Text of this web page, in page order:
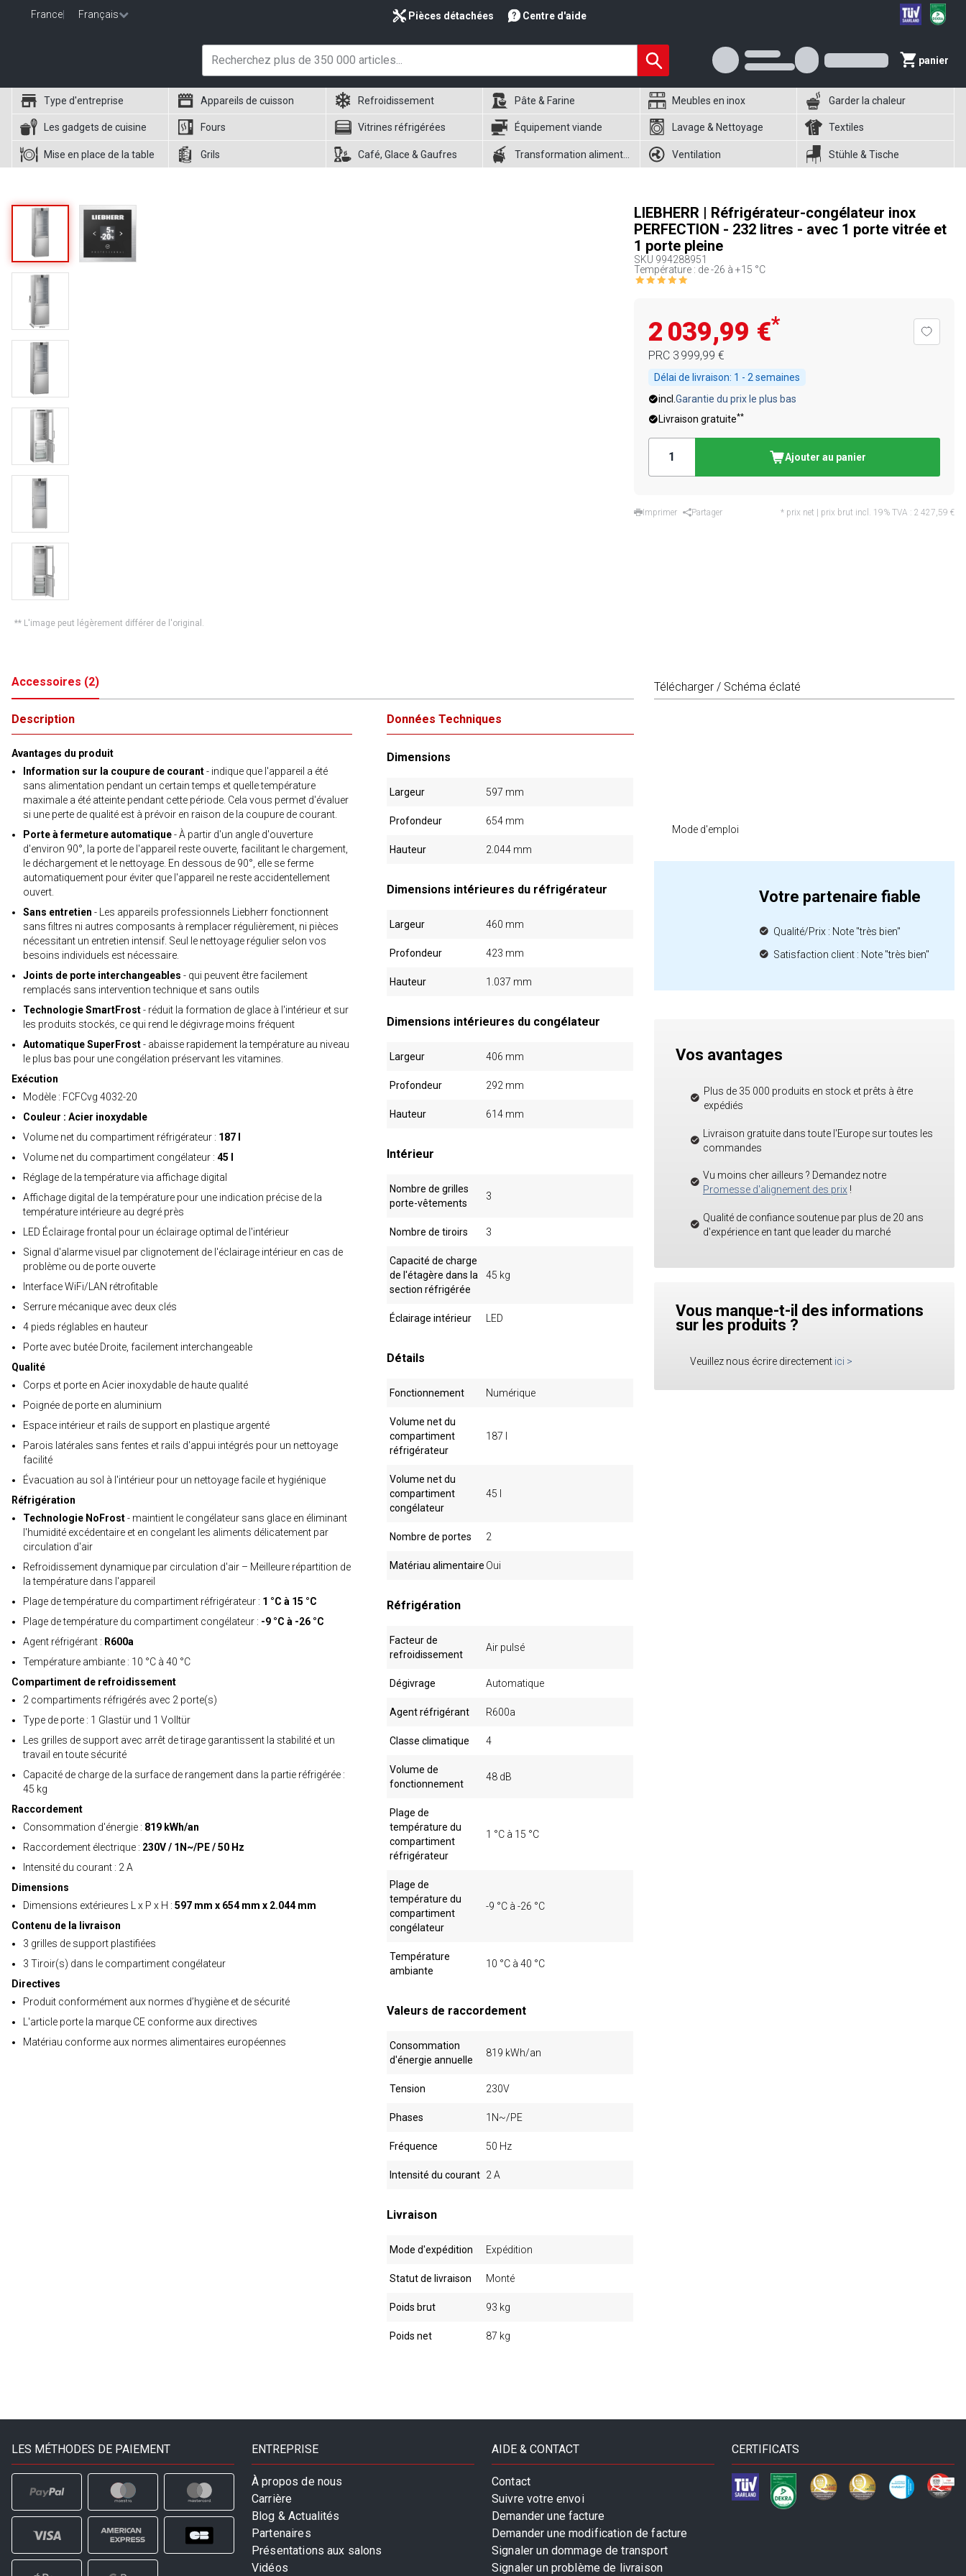
France Français Pièces détachées Centre d'aide
panier
Type d'entreprise Appareils de cuisson Refroidissement Pâte & Farine Meubles en inox Garder la chaleur
Les gadgets de cuisine Fours Vitrines réfrigérées Équipement viande Lavage & Nettoyage Textiles
Mise en place de la table Grils Café, Glace & Gaufres Ventilation Stühle & Tische
** L'image peut légèrement différer de l'original.
LIEBHERR | Réfrigérateur-congélateur inox
PERFECTION - 232 litres - avec 1 porte vitrée et
1 porte pleine
SKU 994288951
Température : de -26 à +15 °C
2 039,99 €*
PRC 3 999,99 €
Délai de livraison: 1 - 2 semaines
incl. Garantie du prix le plus bas
Livraison gratuite**
Ajouter au panier
Imprimer Partager * prix net | prix brut incl. 19% TVA : 2 427,59 €
Accessoires (2)
Description
Avantages du produit
Information sur la coupure de courant- indique que l'appareil a été
sans alimentation pendant un certain temps et quelle température
maximale a été atteinte pendant cette période. Cela vous permet d'évaluer
si une perte de qualité est à prévoir en raison de la coupure de courant.
Porte à fermeture automatique- À partir d'un angle d'ouverture
d'environ 90°, la porte de l'appareil reste ouverte, facilitant le chargement,
le déchargement et le nettoyage. En dessous de 90°, elle se ferme
automatiquement pour éviter que l'appareil ne reste accidentellement
ouvert.
Sans entretien - Les appareils professionnels Liebherr fonctionnent
sans filtres ni autres composants à remplacer régulièrement, ni pièces
nécessitant un entretien intensif. Seul le nettoyage régulier selon vos
besoins individuels est nécessaire.
Joints de porte interchangeables - qui peuvent être facilement
remplacés sans intervention technique et sans outils
Technologie SmartFrost- réduit la formation de glace à l'intérieur et sur
les produits stockés, ce qui rend le dégivrage moins fréquent
Automatique SuperFrost- abaisse rapidement la température au niveau
le plus bas pour une congélation préservant les vitamines.
Exécution
Modèle : FCFCvg 4032-20
Couleur : Acier inoxydable
Volume net du compartiment réfrigérateur : 187 l
Volume net du compartiment congélateur : 45 l
Réglage de la température via affichage digital
Affichage digital de la température pour une indication précise de la
température intérieure au degré près
LED Éclairage frontal pour un éclairage optimal de l'intérieur
Signal d'alarme visuel par clignotement de l'éclairage intérieur en cas de
problème ou de porte ouverte
Interface WiFi/LAN rétrofitable
Serrure mécanique avec deux clés
4 pieds réglables en hauteur
Porte avec butée Droite, facilement interchangeable
Qualité
Corps et porte en Acier inoxydable de haute qualité
Poignée de porte en aluminium
Espace intérieur et rails de support en plastique argenté
Parois latérales sans fentes et rails d'appui intégrés pour un nettoyage
facilité
Évacuation au sol à l'intérieur pour un nettoyage facile et hygiénique
Réfrigération
Technologie NoFrost- maintient le congélateur sans glace en éliminant
l'humidité excédentaire et en congelant les aliments délicatement par
circulation d'air
Refroidissement dynamique par circulation d'air – Meilleure répartition de
la température dans l'appareil
Plage de température du compartiment réfrigérateur : 1 °C à 15 °C
Plage de température du compartiment congélateur : -9 °C à -26 °C
Agent réfrigérant : R600a
Température ambiante : 10 °C à 40 °C
Compartiment de refroidissement
2 compartiments réfrigérés avec 2 porte(s)
Type de porte : 1 Glastür und 1 Volltür
Les grilles de support avec arrêt de tirage garantissent la stabilité et un
travail en toute sécurité
Capacité de charge de la surface de rangement dans la partie réfrigérée :
45 kg
Raccordement
Consommation d'énergie : 819 kWh/an
Raccordement électrique : 230V / 1N~/PE / 50 Hz
Intensité du courant : 2 A
Dimensions
Dimensions extérieures L x P x H : 597 mm x 654 mm x 2.044 mm
Contenu de la livraison
3 grilles de support plastifiées
3 Tiroir(s) dans le compartiment congélateur
Directives
Produit conformément aux normes d’hygiène et de sécurité
L'article porte la marque CE conforme aux directives
Matériau conforme aux normes alimentaires européennes
Données Techniques
Dimensions
Largeur 597 mm
Profondeur 654 mm
Hauteur 2.044 mm
Dimensions intérieures du réfrigérateur
Largeur 460 mm
Profondeur 423 mm
Hauteur 1.037 mm
Dimensions intérieures du congélateur
Largeur 406 mm
Profondeur 292 mm
Hauteur 614 mm
Intérieur
Nombre de grilles
porte-vêtements
3
Nombre de tiroirs 3
Capacité de charge
de l'étagère dans la
section réfrigérée
45 kg
Éclairage intérieur LED
Détails
Fonctionnement Numérique
Volume net du
compartiment
réfrigérateur
187 l
Volume net du
compartiment
congélateur
45 l
Nombre de portes 2
Matériau alimentaire Oui
Réfrigération
Facteur de
refroidissement
Air pulsé
Dégivrage Automatique
Agent réfrigérant R600a
Classe climatique 4
Volume de
fonctionnement
48 dB
Plage de
température du
compartiment
réfrigérateur
1 °C à 15 °C
Plage de
température du
compartiment
congélateur
-9 °C à -26 °C
Température
ambiante
10 °C à 40 °C
Valeurs de raccordement
Consommation
d'énergie annuelle
819 kWh/an
Tension 230V
Phases 1N~/PE
Fréquence 50 Hz
Intensité du courant 2 A
Livraison
Mode d'expédition Expédition
Statut de livraison Monté
Poids brut 93 kg
Poids net 87 kg
Télécharger / Schéma éclaté
Mode d'emploi
Votre partenaire fiable
Qualité/Prix : Note "très bien"
Satisfaction client : Note "très bien"
Vos avantages
Plus de 35 000 produits en stock et prêts à être
expédiés
Livraison gratuite dans toute l'Europe sur toutes les
commandes
Vu moins cher ailleurs ? Demandez notre
Promesse d'alignement des prix!
Qualité de confiance soutenue par plus de 20 ans
d'expérience en tant que leader du marché
Vous manque-t-il des informations
sur les produits ?
Veuillez nous écrire directement ici >
LES MÉTHODES DE PAIEMENT ENTREPRISE
À propos de nous
Carrière
Blog & Actualités
Partenaires
Présentations aux salons
Vidéos
AIDE & CONTACT
Contact
Suivre votre envoi
Demander une facture
Demander une modification de facture
Signaler un dommage de transport
Signaler un problème de livraison
CERTIFICATS